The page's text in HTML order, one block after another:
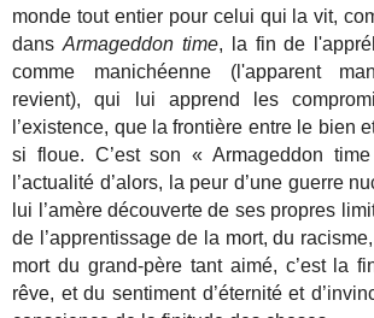
monde tout entier pour celui qui la vit,
dans Armageddon time, la fin de
comme manichéenne (l'apparent
revient), qui lui apprend les
l’existence, que la frontière entre le bien
si floue. C’est son « Armageddon
l’actualité d’alors, la peur d’une guerre
lui l’amère découverte de ses propres
de l’apprentissage de la mort, du
mort du grand-père tant aimé, c’est la
rêve, et du sentiment d’éternité et